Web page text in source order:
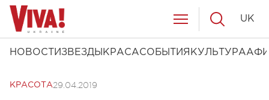
НОВОСТИ ЗВЕЗДЫ КРАСАСОБЫТИЯ КУЛЬТУРА
UK
КРАСОТА29.04.2019